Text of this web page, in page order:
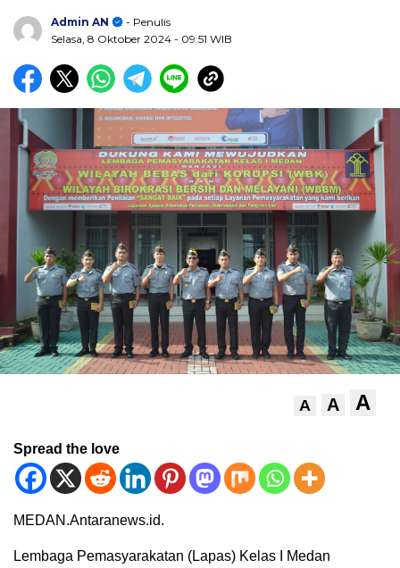
Admin AN
- Penulis
Selasa, 8 Oktober 2024 - 09:51 WIB
A A A
Spread the love
MEDAN.Antaranews.id.
Lembaga Pemasyarakatan (Lapas) Kelas I Medan